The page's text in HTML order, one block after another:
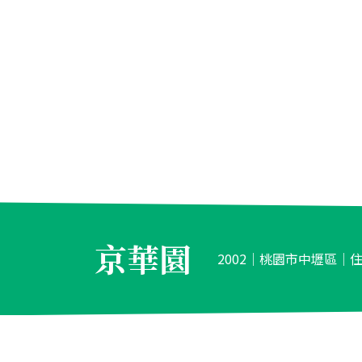
京華園 2002│桃園市中壢區│